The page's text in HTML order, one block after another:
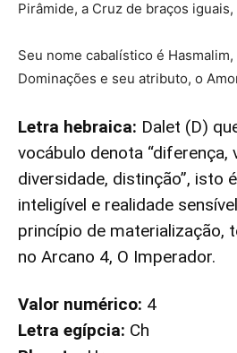
Pirâmide, a Cruz de braços
Seu nome cabalístico é
Dominações e seu atributo, o
Letra hebraica: Dalet (D)
vocábulo denota “diferença,
diversidade, distinção”, isto
inteligível e realidade
princípio de materialização,
no Arcano 4, O Imperador.
Valor numérico: 4
Letra egípcia: Ch